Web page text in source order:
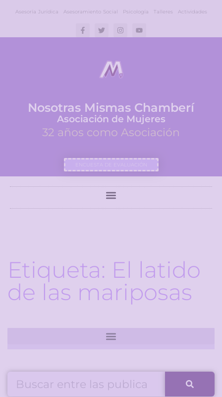
Asesoría Jurídica Asesoramiento Social Psicología Talleres Actividades
Nosotras Mismas Chamberí
Asociación de Mujeres
32 años como Asociación
ENCUESTA DE EVALUACIÓN
Etiqueta: El latido
de las mariposas